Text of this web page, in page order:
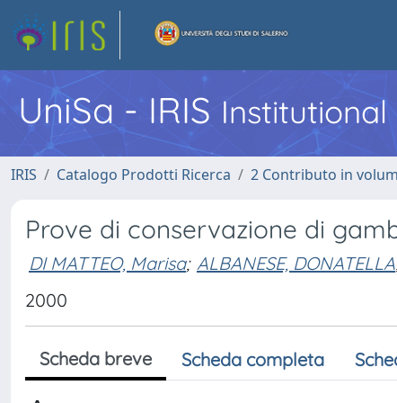
UniSa - IRIS
IRIS Catalogo Prodotti Ricerca 2 Contributo in
Prove di conservazione di
DI MATTEO, Marisa; ALBANESE, DONATELLA
2000
Scheda breve Scheda completa